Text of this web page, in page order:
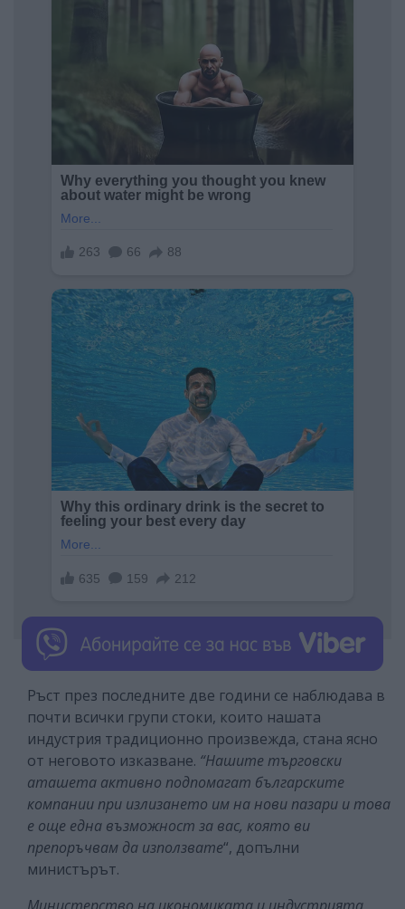
Ръст през последните две години се наблюдава в
почти всички групи стоки, които нашата
индустрия традиционно произвежда, стана ясно
от неговото изказване. “Нашите търговски
аташета активно подпомагат българските
компании при излизането им на нови пазари и това
е още една възможност за вас, която ви
препоръчвам да използвате“, допълни
министърът.